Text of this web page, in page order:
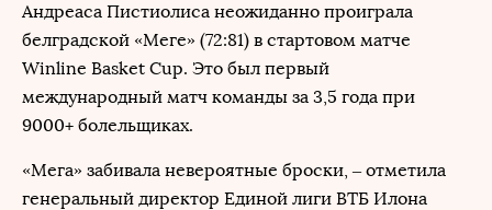
Андреаса Пистиолиса неожиданно проиграла
белградской «Меге» (72:81) в стартовом матче
Winline Basket Cup. Это был первый
международный матч команды за 3,5 года при
9000+ болельщиках.
«Мега» забивала невероятные броски, – отметила
генеральный директор Единой лиги ВТБ Илона